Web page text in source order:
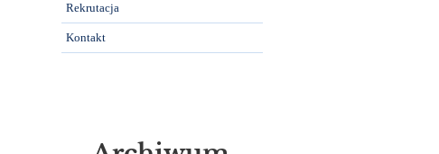
Rekrutacja
Kontakt